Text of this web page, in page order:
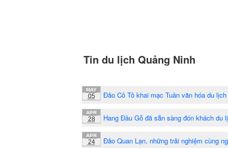
Tin du lịch Quảng Ninh
MAY
05 Đảo Cô Tô khai mạc Tuần văn hóa du lịch
APR
28 Hang Đầu Gỗ đã sẵn sàng đón khách du
APR
24 Đảo Quan Lạn, những trải nghiệm cùng